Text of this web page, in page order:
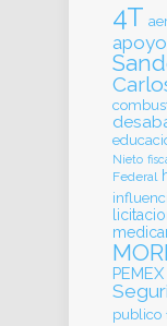
4T
Nieto
Federal
PEMEX
publico